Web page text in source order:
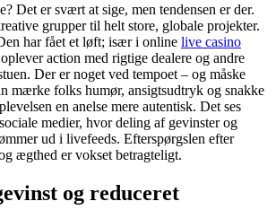
Det er svært at sige, men tendensen er der.
grupper til helt store, globale projekter.
har fået et løft; især i online live casino
action med rigtige dealere og andre
Der er noget ved tempoet – og måske
mærke folks humør, ansigtsudtryk og snakke
en anelse mere autentisk. Det ses
medier, hvor deling af gevinster og
ud i livefeeds. Efterspørgslen efter
ægthed er vokset betragteligt.
og reduceret